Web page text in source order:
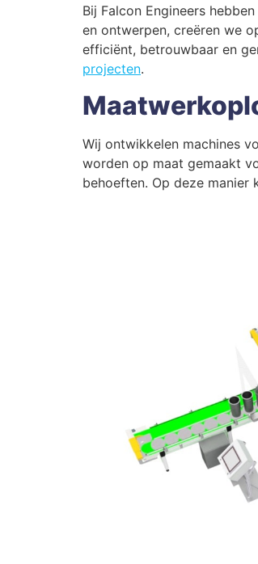
Bij Falcon Engineers
en ontwerpen, creëren we
efficiënt, betrouwbaar en
projecten.
Wij ontwikkelen machines
worden op maat gemaakt
behoeften. Op deze manier